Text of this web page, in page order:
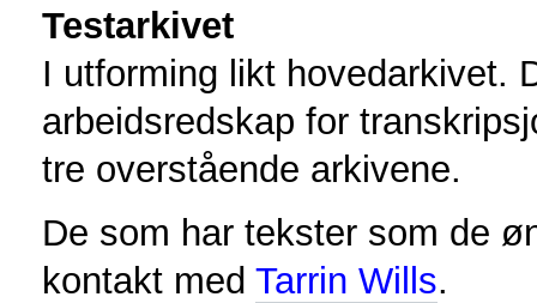
Testarkivet
I utforming likt hovedarkivet.
arbeidsredskap for
tre overstående arkivene.
De som har tekster som de
kontakt med Tarrin Wills.